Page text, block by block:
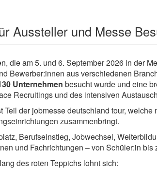
Aussteller und Messe
die am 5. und 6. September 2026 in der
Bewerber:innen aus verschiedenen
Unternehmen besucht wurde und eine
Recruitings und des intensiven
Teil der jobmesse deutschland tour,
zusammenbringt.
Berufseinstieg, Jobwechsel,
und Fachrichtungen – von Schüler:in
des roten Teppichs lohnt sich: